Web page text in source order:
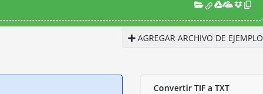
AGREGAR ARCHIVO DE EJEMPLO
Convertir TIF a TXT